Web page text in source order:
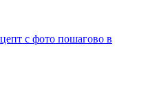
с фото пошагово в